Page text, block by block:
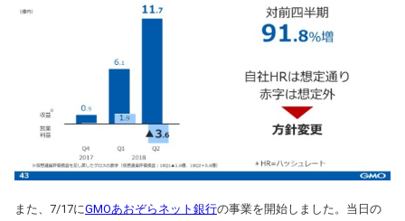
また、7/17にGMOあおぞらネット銀行の事業を開始しました。当日の